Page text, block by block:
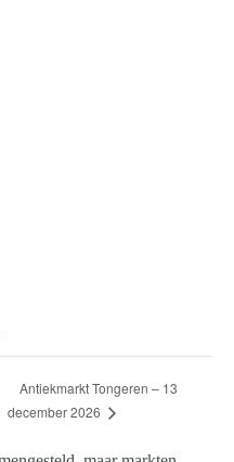
Antiekmarkt Tongeren – 13
december 2026